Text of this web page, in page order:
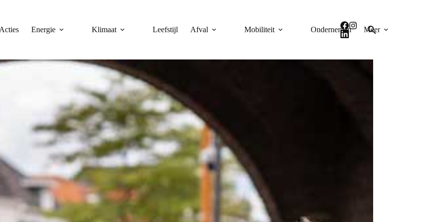
Acties Energie Klimaat Leefstijl Afval Mobiliteit Ondernemen Meer